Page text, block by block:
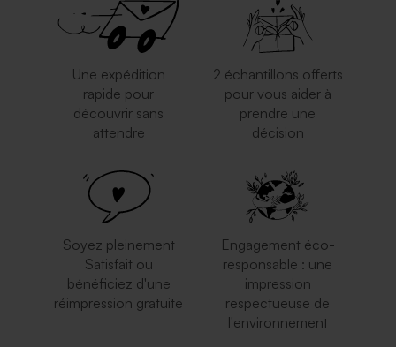
rectangulaire
Enveloppe argentée
rectangulaire
Une expédition
rapide pour
découvrir sans
attendre
2 échantillons offerts
pour vous aider à
prendre une
décision
Soyez pleinement
Satisfait ou
bénéficiez d'une
réimpression gratuite
Engagement éco-
responsable : une
impression
respectueuse de
l'environnement